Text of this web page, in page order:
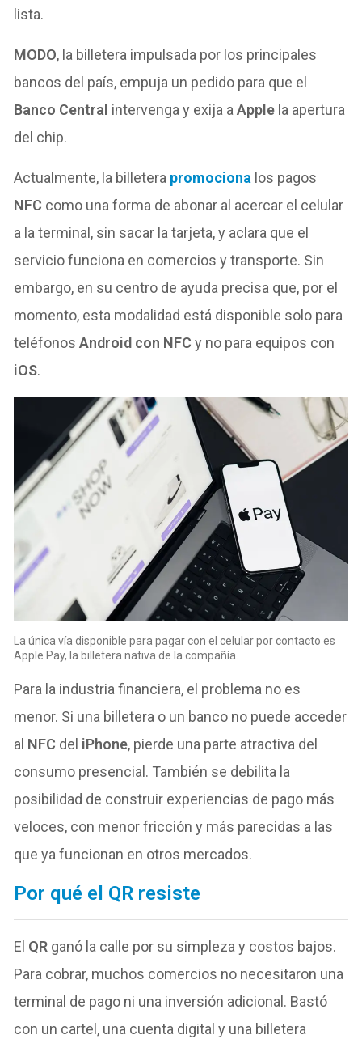
lista.
MODO, la billetera impulsada por los principales
bancos del país, empuja un pedido para que el
Banco Central intervenga y exija aApple la apertura
del chip.
Actualmente, la billetera promociona los pagos
NFC como una forma de abonar al acercar el celular
a la terminal, sin sacar la tarjeta, y aclara que el
servicio funciona en comercios y transporte. Sin
embargo, en su centro de ayuda precisa que, por el
momento, esta modalidad está disponible solo para
teléfonosAndroid con NFC y no para equipos con
iOS.
La única vía disponible para pagar con el celular por contacto es
Apple Pay, la billetera nativa de la compañía.
Para la industria financiera, el problema no es
menor. Si una billetera o un banco no puede acceder
al NFC del iPhone, pierde una parte atractiva del
consumo presencial. También se debilita la
posibilidad de construir experiencias de pago más
veloces, con menor fricción y más parecidas a las
que ya funcionan en otros mercados.
Por qué el QR resiste
El QR ganó la calle por su simpleza y costos bajos.
Para cobrar, muchos comercios no necesitaron una
terminal de pago ni una inversión adicional. Bastó
con un cartel, una cuenta digital y una billetera